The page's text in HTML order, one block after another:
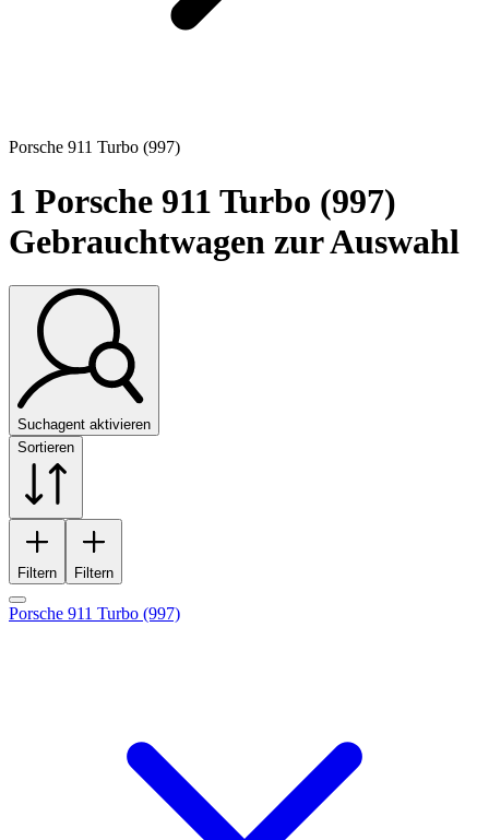
Porsche 911 Turbo (997)
1 Porsche 911 Turbo (997)
Gebrauchtwagen zur Auswahl
Suchagent aktivieren
Sortieren
Filtern Filtern
Porsche 911 Turbo (997)